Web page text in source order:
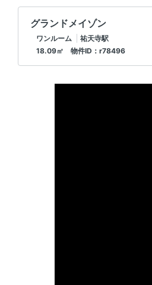
グランドメイゾン
ワンルーム
祐天寺駅
18.09㎡ 物件ID：r78496